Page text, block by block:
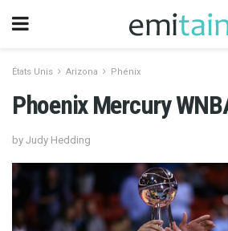
États Unis Arizona Phénix
Phoenix Mercury
by Judy Hedding